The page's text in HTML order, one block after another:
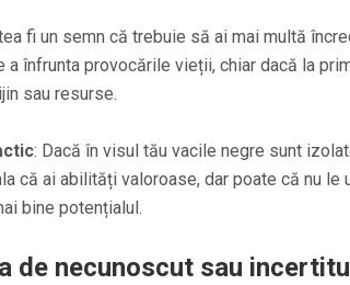
fi un semn că trebuie să ai mai multă
a înfrunta provocările vieții, chiar dacă la
sau resurse.
: Dacă în visul tău vacile negre sunt
că ai abilități valoroase, dar poate că nu
bine potențialul.
de necunoscut sau